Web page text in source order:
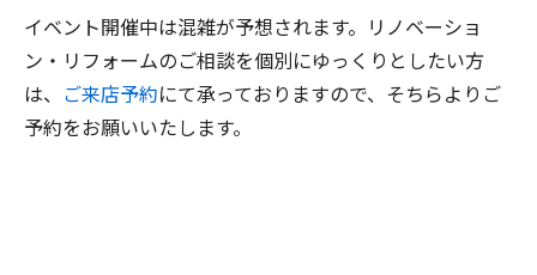
イベント開催中は混雑が予想されます。リノベーショ
ン・リフォームのご相談を個別にゆっくりとしたい方
は、 ご来店予約にて承っておりますので、そちらよりご
予約をお願いいたします。